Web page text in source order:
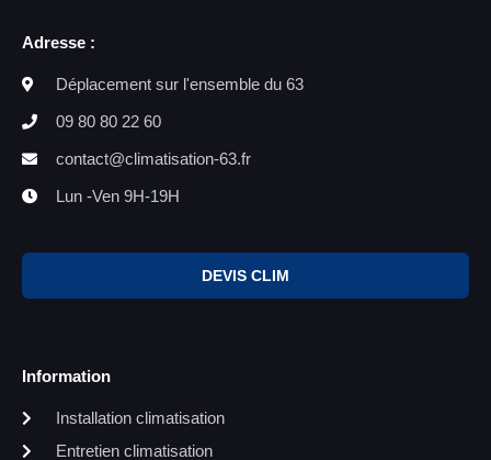
Adresse :
Déplacement sur l'ensemble du 63
09 80 80 22 60
contact@climatisation-63.fr
Lun -Ven 9H-19H
DEVIS CLIM
Information
Installation climatisation
Entretien climatisation